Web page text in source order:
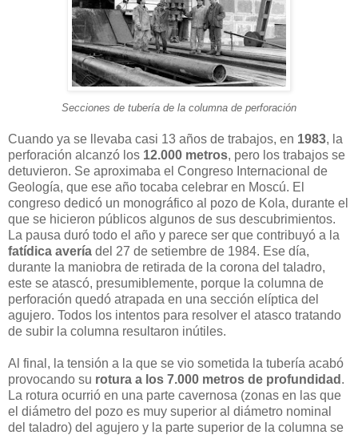
Secciones de tubería de la columna de perforación
Cuando ya se llevaba casi 13 años de trabajos, en 1983, la
perforación alcanzó los 12.000 metros, pero los trabajos se
detuvieron. Se aproximaba el Congreso Internacional de
Geología, que ese año tocaba celebrar en Moscú. El
congreso dedicó un monográfico al pozo de Kola, durante el
que se hicieron públicos algunos de sus descubrimientos.
La pausa duró todo el año y parece ser que contribuyó a la
fatídica avería del 27 de setiembre de 1984. Ese día,
durante la maniobra de retirada de la corona del taladro,
este se atascó, presumiblemente, porque la columna de
perforación quedó atrapada en una sección elíptica del
agujero. Todos los intentos para resolver el atasco tratando
de subir la columna resultaron inútiles.
Al final, la tensión a la que se vio sometida la tubería acabó
provocando su rotura a los 7.000 metros de profundidad .
La rotura ocurrió en una parte cavernosa (zonas en las que
el diámetro del pozo es muy superior al diámetro nominal
del taladro) del agujero y la parte superior de la columna se